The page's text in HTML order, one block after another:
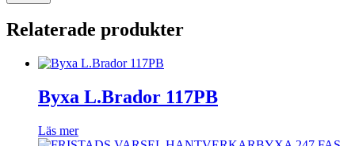
Relaterade produkter
Byxa L.Brador 117PB
Läs mer